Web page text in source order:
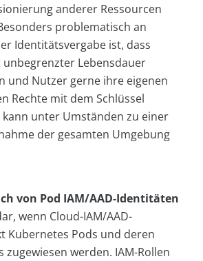
anderer Ressourcen
problematisch an
Identitätsvergabe ist, dass
Lebensdauer
und Nutzer gerne ihre eigenen
Rechte mit dem Schlüssel
unter Umständen zu einer
der gesamten Umgebung
von Pod IAM/AAD-Identitäten
wenn Cloud-IAM/AAD-
Kubernetes Pods und deren
zugewiesen werden. IAM-Rollen